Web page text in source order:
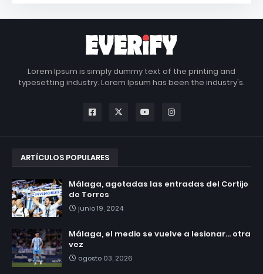
Lorem Ipsum is simply dummy text of the printing and
typesetting industry. Lorem Ipsum has been the industry's.
ARTÍCULOS POPULARES
Málaga, agotadas las entradas del Cortijo
de Torres
junio 19, 2024
Málaga, el medio se vuelve a lesionar... otra
vez
agosto 03, 2026